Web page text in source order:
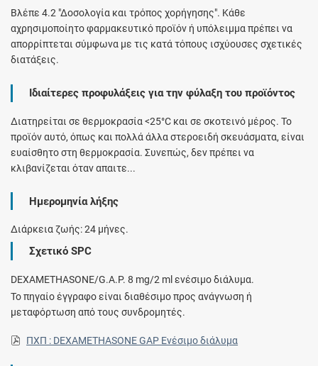
Βλέπε 4.2 "Δοσολογία και τρόπος χορήγησης". Κάθε
αχρησιμοποίητο φαρμακευτικό προϊόν ή υπόλειμμα πρέπει να
απορρίπτεται σύμφωνα με τις κατά τόπους ισχύουσες σχετικές
διατάξεις.
Ιδιαίτερες προφυλάξεις για την φύλαξη του προϊόντος
Διατηρείται σε θερμοκρασία <25°C και σε σκοτεινό μέρος. Το
προϊόν αυτό, όπως και πολλά άλλα στεροειδή σκευάσματα, είναι
ευαίσθητο στη θερμοκρασία. Συνεπώς, δεν πρέπει να
κλιβανίζεται όταν απαιτε...
Ημερομηνία λήξης
Διάρκεια ζωής: 24 μήνες.
Σχετικό SPC
DEXAMETHASONE/G.A.P. 8 mg/2 ml ενέσιμο διάλυμα.
Το πηγαίο έγγραφο είναι διαθέσιμο προς ανάγνωση ή
μεταφόρτωση από τους συνδρομητές.
ΠΧΠ : DEXAMETHASONE GAP Ενέσιμο διάλυμα